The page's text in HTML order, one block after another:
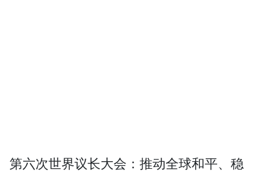
第六次世界议长大会：推动全球和平、稳